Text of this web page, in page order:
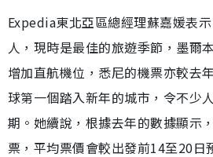
Expedia東北亞區總經理蘇嘉媛表
人，現時是最佳的旅遊季節，墨爾
增加直航機位，悉尼的機票亦較去
球第一個踏入新年的城市，令不少
期。她續說，根據去年的數據顯示
票，平均票價會較出發前14至20日